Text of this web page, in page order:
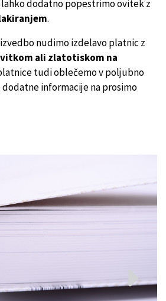
lahko dodatno popestrimo ovitek z
.
nudimo izdelavo platnic z
ali zlatotiskom na
tudi oblečemo v poljubno
dodatne informacije na prosimo